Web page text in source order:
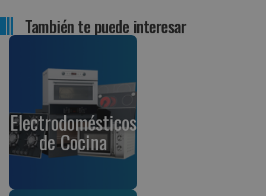
También te puede interesar
Electrodomésticos
de Cocina